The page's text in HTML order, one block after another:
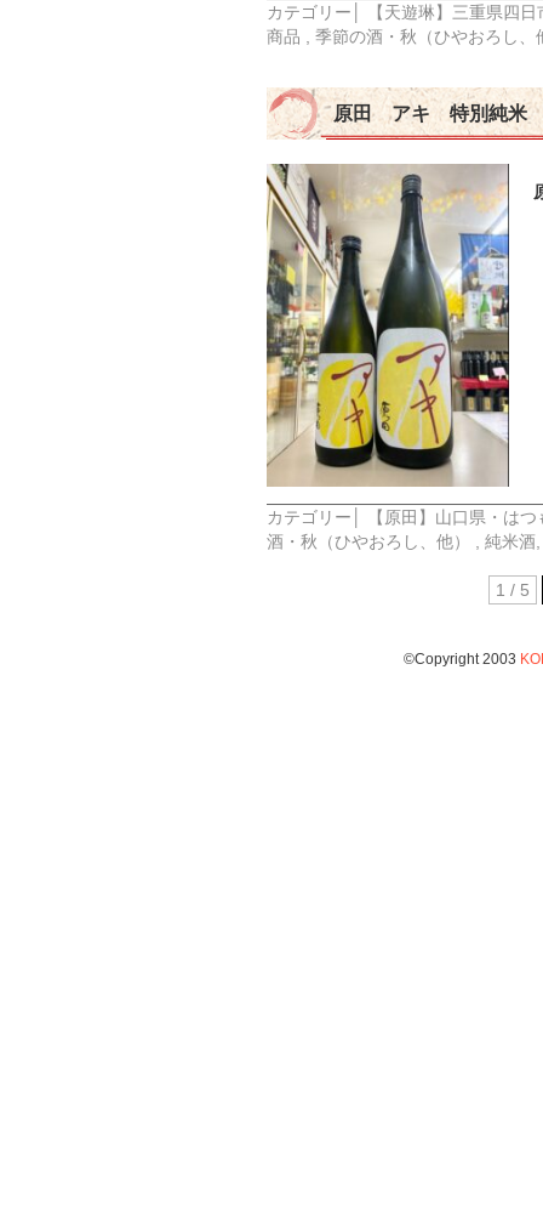
カテゴリー│
【天遊琳】三重県四
商品
季節の酒・秋（ひやおろし、
原田 アキ 特別純米
カテゴリー│
【原田】山口県・は
酒・秋（ひやおろし、他）
, 純米酒,
1 / 5
©Copyright 2003